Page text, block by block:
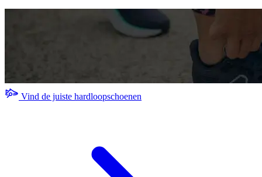
Vind de juiste hardloopschoenen